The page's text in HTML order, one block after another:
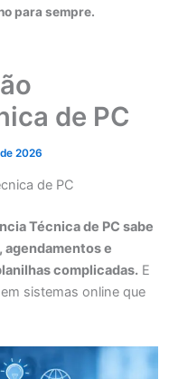
para sempre.
de PC
2026
de PC
Técnica de PC sabe
e
complicadas. E
sistemas online que